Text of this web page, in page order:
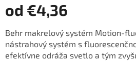
od €4,36
cena:
Behr makrelový systém Motion-
nástrahový systém s
efektívne odráža svetlo a tým